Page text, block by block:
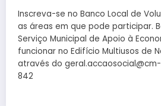
Inscreva-se no Banco Local de
as áreas em que pode participar.
Serviço Municipal de Apoio à
funcionar no Edifício Multiusos de
através do
842